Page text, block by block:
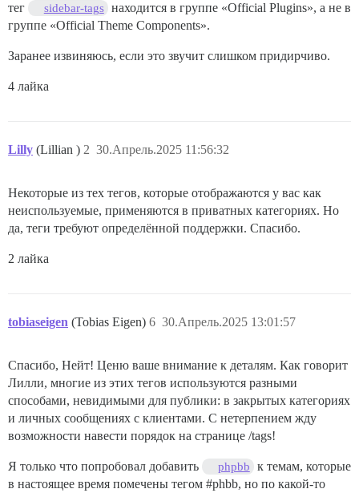
тег
sidebar-tags находится в группе «Official Plugins», а не в
группе «Official Theme Components».
Заранее извиняюсь, если это звучит слишком придирчиво.
4 лайка
Lilly (Lillian ) 30.Апрель.2025 11:56:32
2
Некоторые из тех тегов, которые отображаются у вас как
неиспользуемые, применяются в приватных категориях. Но
да, теги требуют определённой поддержки. Спасибо.
2 лайка
tobiaseigen (Tobias Eigen) 30.Апрель.2025 13:01:57
6
Спасибо, Нейт! Ценю ваше внимание к деталям. Как говорит
Лилли, многие из этих тегов используются разными
способами, невидимыми для публики: в закрытых категориях
и личных сообщениях с клиентами. С нетерпением жду
возможности навести порядок на странице /tags!
Я только что попробовал добавить phpbb
к темам, которые
в настоящее время помечены тегом #phbb, но по какой-то